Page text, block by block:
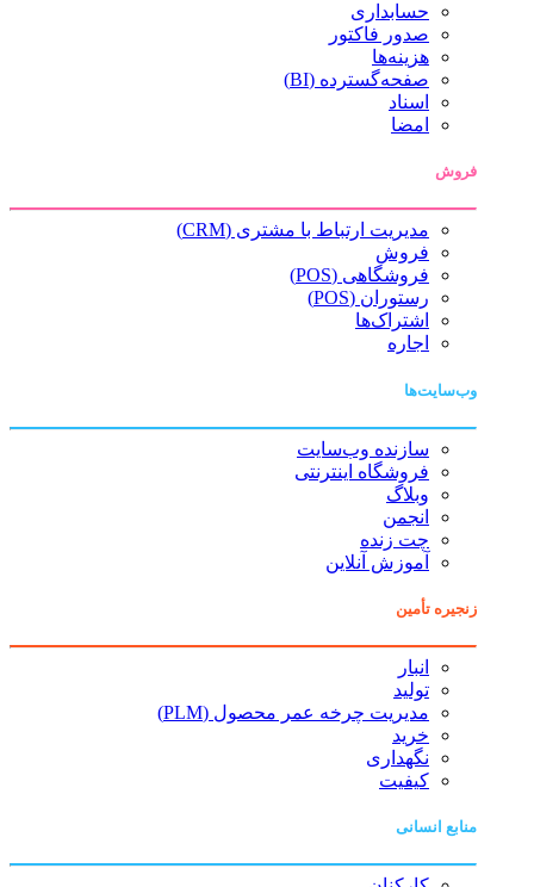
حسابداری
صدور فاکتور
هزینه‌ها
صفحه‌گسترده (BI)
اسناد
امضا
فروش
مدیریت ارتباط با مشتری (CRM)
فروش
فروشگاهی (POS)
رستوران (POS)
اشتراک‌ها
اجاره
وب‌سایت‌ها
سازنده وب‌سایت
فروشگاه اینترنتی
وبلاگ
انجمن
چت زنده
آموزش آنلاین
زنجیره تأمین
انبار
تولید
مدیریت چرخه عمر محصول (PLM)
خرید
نگهداری
کیفیت
منابع انسانی